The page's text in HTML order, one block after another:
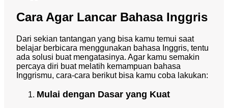
Cara Agar Lancar Bahasa Inggris
Dari sekian tantangan yang bisa kamu temui saat
belajar berbicara menggunakan bahasa Inggris, tentu
ada solusi buat mengatasinya. Agar kamu semakin
percaya diri buat melatih kemampuan bahasa
Inggrismu, cara-cara berikut bisa kamu coba lakukan:
Mulai dengan Dasar yang Kuat